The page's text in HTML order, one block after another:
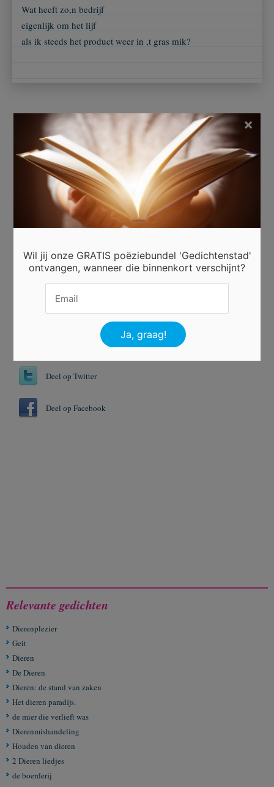
Wat heeft zo,n bedrijf
eigenlijk om het lijf
als ik steeds het product weer in ,t gras mik?
Ingezonden door
Henk Frings
Er is 4 keer gestemd.
Dieren
Deel op Twitter
Deel op Facebook
Relevante gedichten
Dierenplezier
Geit
Dieren
De Dieren
Dieren: de stand van zaken
Het dieren paradijs.
de mier die verlieft was
Dierenmishandeling
Houden van dieren
2 Dieren liedjes
de boerderij
Wil jij onze GRATIS poëziebundel 'Gedichtenstad'
ontvangen, wanneer die binnenkort verschijnt?
×